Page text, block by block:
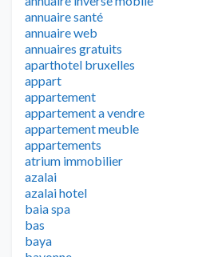
annuaire santé
annuaire web
annuaires gratuits
aparthotel bruxelles
appart
appartement
appartement a vendre
appartement meuble
appartements
atrium immobilier
azalai
azalai hotel
baia spa
bas
baya